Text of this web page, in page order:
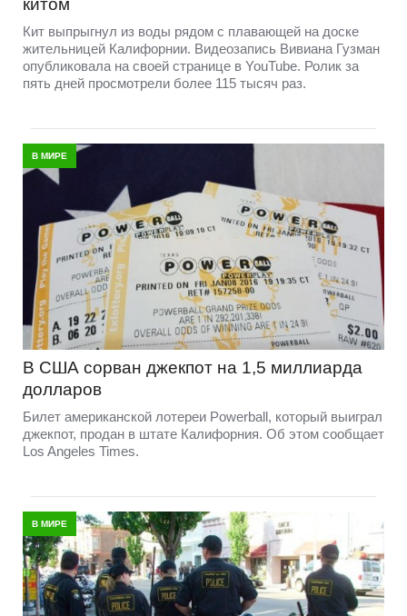
китом
Кит выпрыгнул из воды рядом с плавающей на доске
жительницей Калифорнии. Видеозапись Вивиана Гузман
опубликовала на своей странице в YouTube. Ролик за
пять дней просмотрели более 115 тысяч раз.
В МИРЕ
В США сорван джекпот на 1,5 миллиарда
долларов
Билет американской лотереи Powerball, который выиграл
джекпот, продан в штате Калифорния. Об этом сообщает
Los Angeles Times.
В МИРЕ